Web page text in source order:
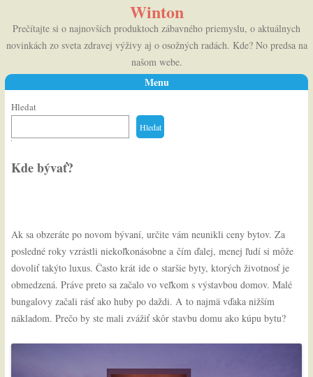
Winton
Prečítajte si o najnovších produktoch zábavného priemyslu, o aktuálnych
novinkách zo sveta zdravej výživy aj o osožných radách. Kde? No predsa na
našom webe.
Menu
Skip to content
Kde bývať?
Ak sa obzeráte po novom bývaní, určite vám neunikli ceny bytov. Za
posledné roky vzrástli niekoľkonásobne a čím ďalej, menej ľudí si môže
dovoliť takýto luxus. Často krát ide o staršie byty, ktorých životnosť je
obmedzená. Práve preto sa začalo vo veľkom s výstavbou domov. Malé
bungalovy začali rásť ako huby po daždi. A to najmä vďaka nižším
nákladom. Prečo by ste mali zvážiť skôr stavbu domu ako kúpu bytu?
Hledat
Hledat